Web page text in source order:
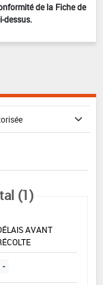
de la Fiche de
dessus.
(1)
AVANT
-